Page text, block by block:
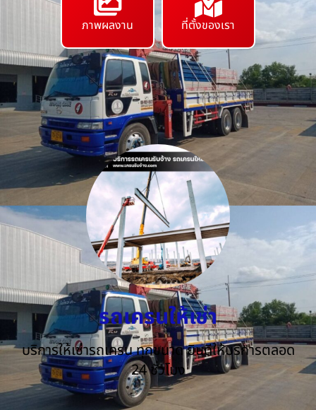
ภาพผลงาน ที่ตั้งของเรา
รถเครนให้เช่า
บริการให้เช่ารถเครน ทุกขนาด ยินดีให้บริการตลอด
24 ชั่วโมง